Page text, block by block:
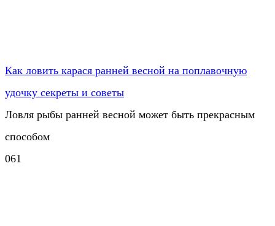
Как ловить карася ранней весной на поплавочную
удочку секреты и советы
Ловля рыбы ранней весной может быть прекрасным
способом
061